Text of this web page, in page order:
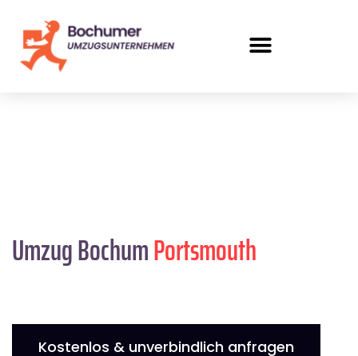
Umzug BochumPortsmouth
Kostenlos & unverbindlich anfragen